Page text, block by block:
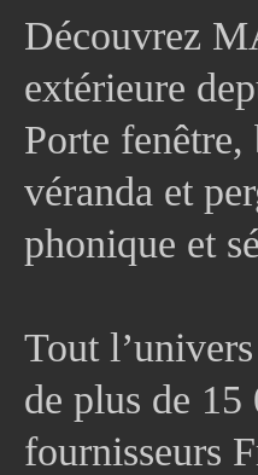
Découvrez
extérieure
Porte
véranda et
phonique et
Tout
de plus de 15
fournisseurs